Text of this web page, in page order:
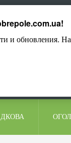
!
и обновления.